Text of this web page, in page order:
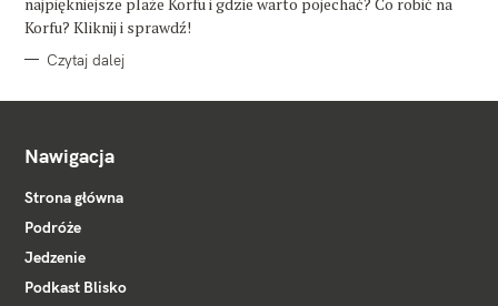
I
Korfu? Kliknij i sprawdź!
Czytaj dalej
Nawigacja
Strona główna
Podróże
Jedzenie
Podkast Blisko